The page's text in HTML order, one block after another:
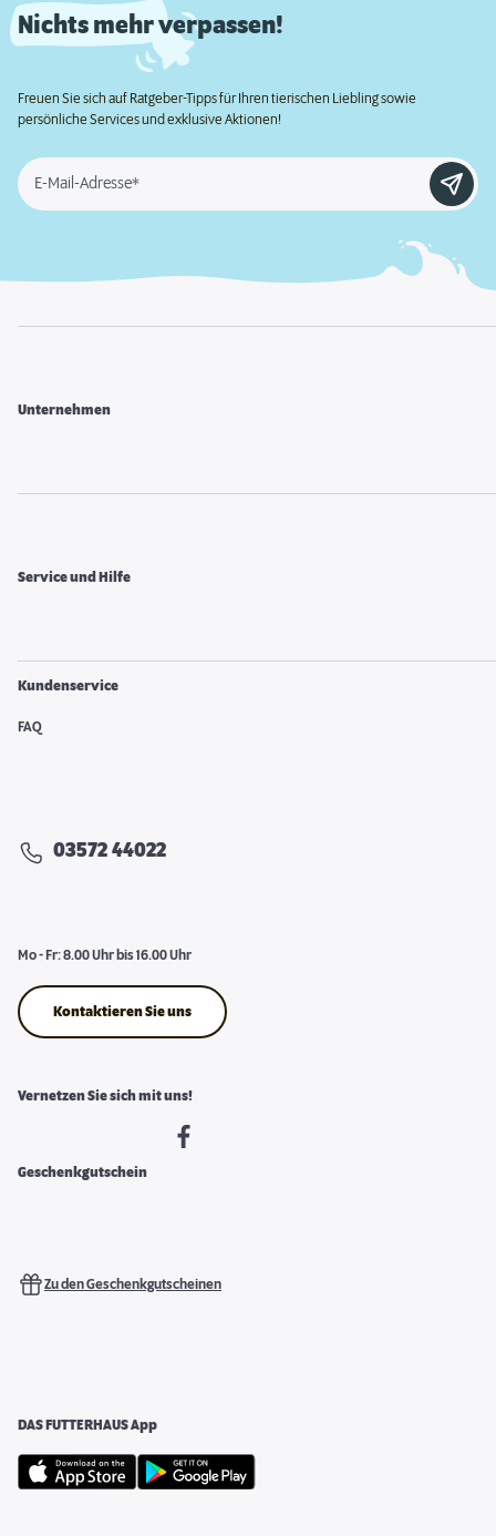
Nichts mehr verpassen!
Freuen Sie sich auf Ratgeber-Tipps für Ihren tierischen Liebling sowie
persönliche Services und exklusive Aktionen!
E-Mail-Adresse*
Unternehmen
Service und Hilfe
Kundenservice
FAQ
03572 44022
Mo - Fr: 8.00 Uhr bis 16.00 Uhr
Kontaktieren Sie uns
Vernetzen Sie sich mit uns!
Geschenkgutschein
Zu den Geschenkgutscheinen
DAS FUTTERHAUS App